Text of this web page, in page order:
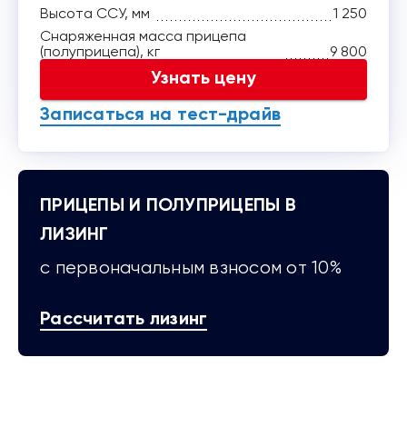
Высота ССУ, мм
1 250
Снаряженная масса прицепа
(полуприцепа), кг
9 800
Узнать цену
Записаться на тест-драйв
ПРИЦЕПЫ И ПОЛУПРИЦЕПЫ В
ЛИЗИНГ
с первоначальным взносом от 10%
Рассчитать лизинг